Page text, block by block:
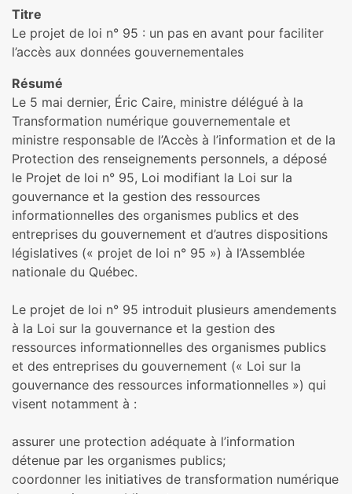
Titre
Le projet de loi n° 95 : un pas en avant pour faciliter
l’accès aux données gouvernementales
Résumé
Le 5 mai dernier, Éric Caire, ministre délégué à la
Transformation numérique gouvernementale et
ministre responsable de l’Accès à l’information et de la
Protection des renseignements personnels, a déposé
le Projet de loi n° 95, Loi modifiant la Loi sur la
gouvernance et la gestion des ressources
informationnelles des organismes publics et des
entreprises du gouvernement et d’autres dispositions
législatives (« projet de loi n° 95 ») à l’Assemblée
nationale du Québec.
Le projet de loi n° 95 introduit plusieurs amendements
à la Loi sur la gouvernance et la gestion des
ressources informationnelles des organismes publics
et des entreprises du gouvernement (« Loi sur la
gouvernance des ressources informationnelles ») qui
visent notamment à :
assurer une protection adéquate à l’information
détenue par les organismes publics;
coordonner les initiatives de transformation numérique